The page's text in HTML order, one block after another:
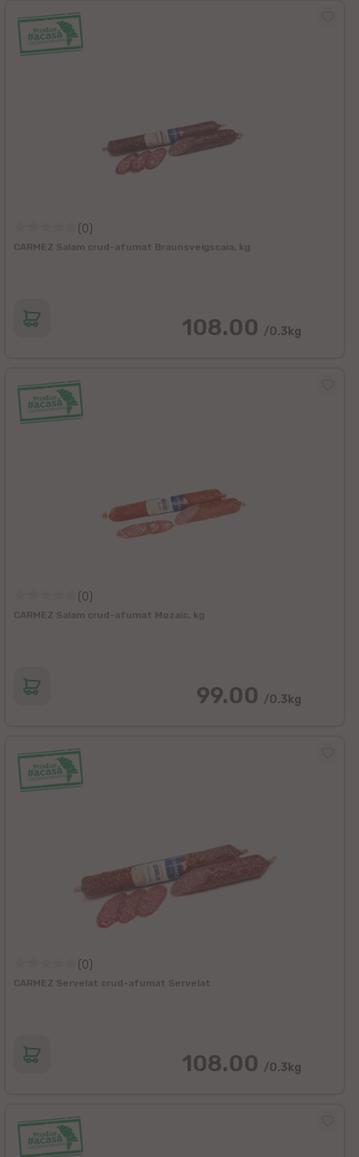
(0)
CARMEZ Salam crud-afumat Braunsveigscaia, kg
108.00 /0.3kg
(0)
CARMEZ Salam crud-afumat Mozaic, kg
99.00 /0.3kg
(0)
CARMEZ Servelat crud-afumat Servelat
108.00 /0.3kg